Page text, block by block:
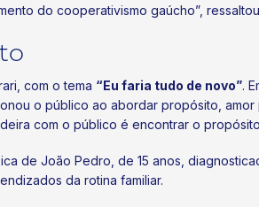
do cooperativismo gaúcho”,
com o tema “Eu faria tudo de novo”.
o público ao abordar propósito,
com o público é encontrar o
de João Pedro, de 15 anos,
da rotina familiar.